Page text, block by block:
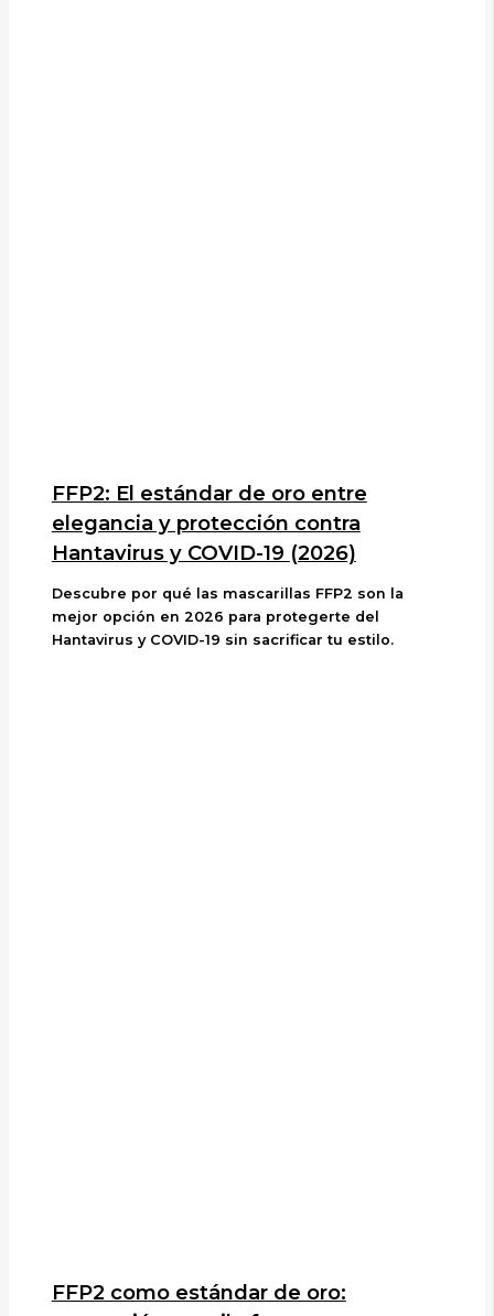
FFP2: El estándar de oro entre
elegancia y protección contra
Hantavirus y COVID-19 (2026)
Descubre por qué las mascarillas FFP2 son la
mejor opción en 2026 para protegerte del
Hantavirus y COVID-19 sin sacrificar tu estilo.
FFP2 como estándar de oro: